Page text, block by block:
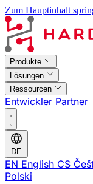
Zum Hauptinhalt
Produkte
Lösungen
Ressourcen
Entwickler Partner
DE
EN English CS
Polski